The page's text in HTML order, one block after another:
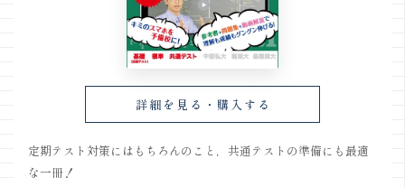
詳細を見る・購入する
定期テスト対策にはもちろんのこと，共通テストの準備にも最適
な一冊！